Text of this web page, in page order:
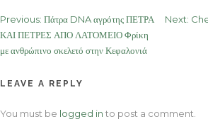
Post
navigation
Previous: Πάτρα DNA αγρότης ΠΕΤΡΑ
ΚΑΙ ΠΕΤΡΕΣ ΑΠΟ ΛΑΤΟΜΕΙΟ Φρίκη
με ανθρώπινο σκελετό στην Κεφαλονιά
Next:
LEAVE A REPLY
You must be logged in to post a comment.